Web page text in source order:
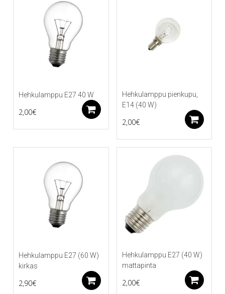
Hehkulamppu E27 40 W
2,00€ Lisää ostoskoriin
Hehkulamppu pienkupu,
E14 (40 W)
2,00€
Hehkulamppu E27 (60 W)
kirkas
2,90€ Lisää ostoskoriin
Hehkulamppu E27 (40 W)
mattapinta
2,00€